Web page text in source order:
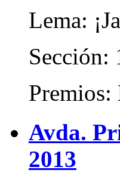
Lema:
Sección:
Avda.
2013